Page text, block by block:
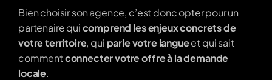
Bien choisir son agence, c’est donc opter pour un
partenaire qui comprend les enjeux concrets de
votre territoire, qui parle votre langue et qui sait
comment connecter votre offre à la demande
locale.